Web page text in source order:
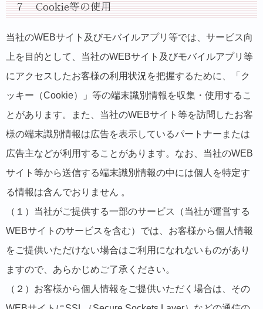
７ Cookie等の使用
当社のWEBサイト及びモバイルアプリ等では、サービス向
上を目的として、当社のWEBサイト及びモバイルアプリ等
にアクセスしたお客様の利用状況を把握するために、「ク
ッキー（Cookie）」等の端末識別情報を収集・使用するこ
とがあります。また、当社のWEBサイト等を訪問したお客
様の端末識別情報は広告を表示しているパートナーまたは
広告主などが利用することがあります。なお、当社のWEB
サイト等から送信する端末識別情報の中には個人を特定す
る情報は含んでおりません 。
（１）当社がご提供する一部のサービス（当社が運営する
WEBサイトのサービスを含む）では、お客様から個人情報
をご提供いただけない場合はご利用になれないものがあり
ますので、あらかじめご了承ください。
（２）お客様から個人情報をご提供いただく場合は、その